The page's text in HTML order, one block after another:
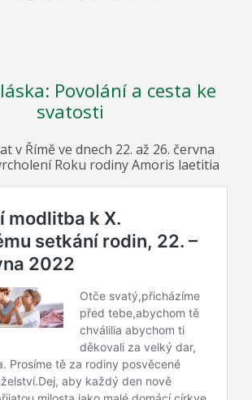
Povolání a cesta ke
svatosti
v Římě ve dnech 22. až 26. června
Roku rodiny Amoris laetitia